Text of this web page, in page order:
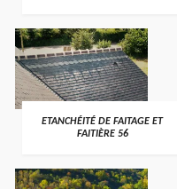
>
ETANCHÉITÉ DE FAITAGE ET
FAITIÈRE 56